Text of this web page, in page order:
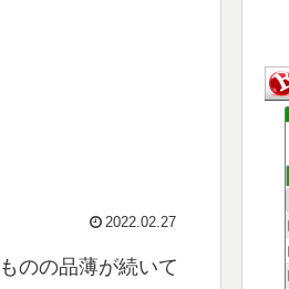
2022.02.27
のの品薄が続いて